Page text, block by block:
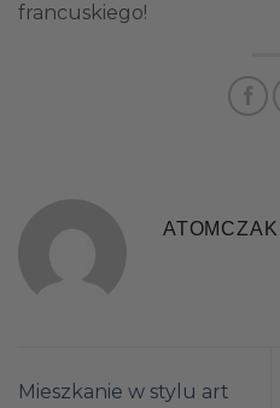
francuskiego!
ATOMCZAK
Mieszkanie w stylu art